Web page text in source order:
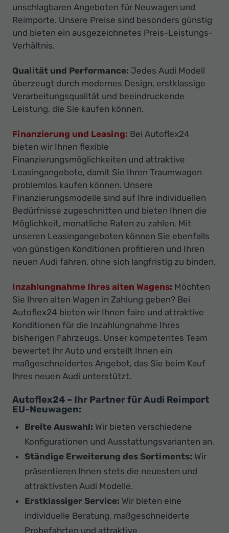
unschlagbaren Angeboten für Neuwagen und
Reimporte. Unsere Preise sind besonders günstig
und bieten ein ausgezeichnetes Preis-Leistungs-
Verhältnis.
Qualität und Performance: Jedes Audi Modell
überzeugt durch modernes Design, erstklassige
Verarbeitungsqualität und beeindruckende
Leistung, die Sie kaufen können.
Finanzierung und Leasing: Bei Autoflex24
bieten wir Ihnen flexible
Finanzierungsmöglichkeiten und attraktive
Leasingangebote, damit Sie Ihren Traumwagen
problemlos kaufen können. Unsere
Finanzierungsmodelle sind auf Ihre individuellen
Bedürfnisse zugeschnitten und bieten Ihnen die
Möglichkeit, monatliche Raten zu zahlen. Mit
unseren Leasingangeboten können Sie ebenfalls
von günstigen Konditionen profitieren und Ihren
neuen Audi fahren, ohne sich langfristig zu binden.
Inzahlungnahme Ihres alten Wagens: Möchten
Sie Ihren alten Wagen in Zahlung geben? Bei
Autoflex24 bieten wir Ihnen faire und attraktive
Konditionen für die Inzahlungnahme Ihres
bisherigen Fahrzeugs. Unser kompetentes Team
bewertet Ihr Auto und erstellt Ihnen ein
maßgeschneidertes Angebot, das Sie beim Kauf
Ihres neuen Audi unterstützt.
Autoflex24 – Ihr Partner für Audi Reimport
EU-Neuwagen:
Breite Auswahl: Wir bieten verschiedene
Konfigurationen und Ausstattungsvarianten an.
Ständige Erweiterung des Sortiments: Wir
präsentieren Ihnen stets die neuesten und
attraktivsten Audi Modelle.
Erstklassiger Service: Wir bieten eine
individuelle Beratung, maßgeschneiderte
Probefahrten und attraktive